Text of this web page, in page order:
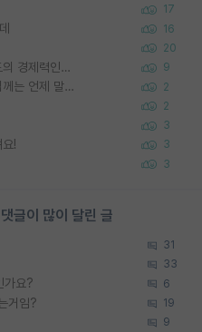
17
16
20
박사진학하기에 2억은 괜찮은 (?) 정도의 경제력인가요 9
타대학원 컨텍 준비중인데, 지도교수님께는 언제 말씀드려야 할까요? 2
2
3
! 3
3
글이 많이 달린 글
31
33
가요? 6
거임? 19
9